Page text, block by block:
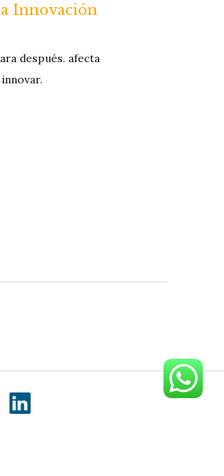
Innovación
después. afecta